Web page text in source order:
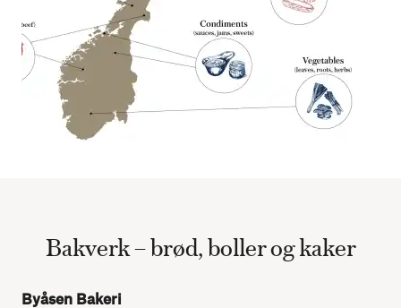
Bakverk – brød, boller og kaker
Byåsen Bakeri